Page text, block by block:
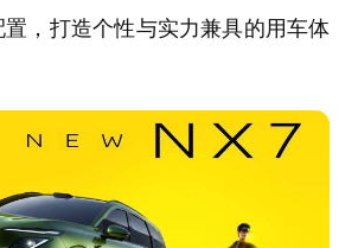
，打造个性与实力兼具的用车体